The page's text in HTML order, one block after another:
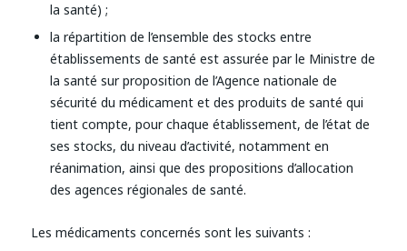
la santé) ;
la répartition de l’ensemble des stocks entre
établissements de santé est assurée par le Ministre de
la santé sur proposition de l’Agence nationale de
sécurité du médicament et des produits de santé qui
tient compte, pour chaque établissement, de l’état de
ses stocks, du niveau d’activité, notamment en
réanimation, ainsi que des propositions d’allocation
des agences régionales de santé.
Les médicaments concernés sont les suivants :